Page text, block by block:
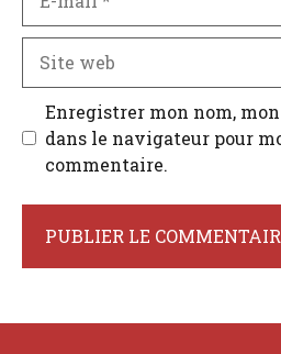
mail
web
Enregistrer mon nom,
dans le navigateur pour
commentaire.